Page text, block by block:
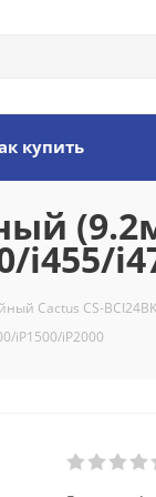
купить
i455/
Cactus CS-
iP1500/iP2000